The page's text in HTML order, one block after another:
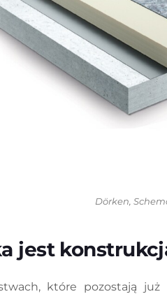
Dörken,
jest
które pozostają